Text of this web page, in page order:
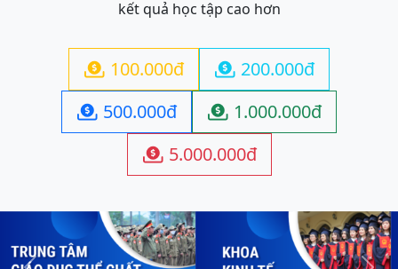
kết quả học tập cao hơn
 100.000đ  200.000đ
 500.000đ  1.000.000đ
 5.000.000đ